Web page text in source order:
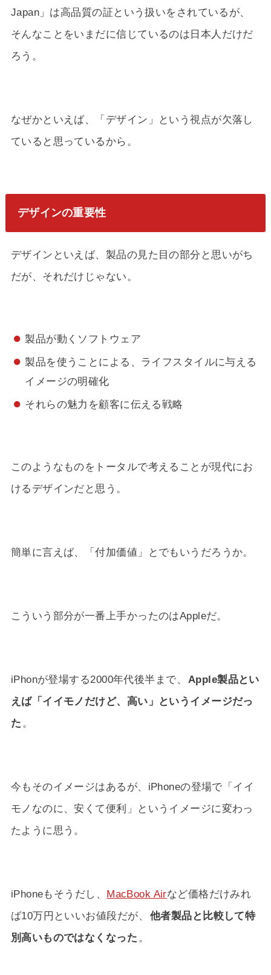
Japan」は高品質の証という扱いをされているが、
そんなことをいまだに信じているのは日本人だけだ
ろう。
なぜかといえば、「デザイン」という視点が欠落し
ていると思っているから。
デザインの重要性
デザインといえば、製品の見た目の部分と思いがち
だが、それだけじゃない。
製品が動くソフトウェア
製品を使うことによる、ライフスタイルに与える
イメージの明確化
それらの魅力を顧客に伝える戦略
このようなものをトータルで考えることが現代にお
けるデザインだと思う。
簡単に言えば、「付加価値」とでもいうだろうか。
こういう部分が一番上手かったのはAppleだ。
iPhonが登場する2000年代後半まで、
Apple製品とい
えば「イイモノだけど、高い」というイメージだっ
た 。
今もそのイメージはあるが、iPhoneの登場で「イイ
モノなのに、安くて便利」というイメージに変わっ
たように思う。
iPhoneもそうだし、 MacBook Airなど価格だけみれ
ば10万円といいお値段だが、
他者製品と比較して特
別高いものではなくなった 。